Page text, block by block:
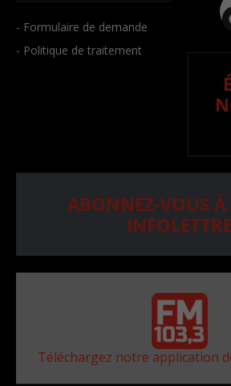
- Formulaire de demande
- Politique de traitement
ABONNEZ-VOUS À
INFOLETTRE
Téléchargez notre application